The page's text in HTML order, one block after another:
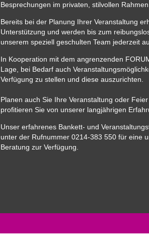
Besprechungen im privaten, stilvollen Rahmen
Bereits bei der Planung Ihrer Veranstaltung
Unterstützung und werden bis zum
unserem speziell geschulten Team jederzeit
In Kooperation mit dem angrenzenden
Lage, bei Bedarf auch
Verfügung zu stellen und diese auszurichten.
Planen auch Sie Ihre Veranstaltung oder
profitieren Sie von unserer langjährigen
Unser erfahrenes Bankett- und
unter der Rufnummer 0214-383 550 für eine
Beratung zur Verfügung.